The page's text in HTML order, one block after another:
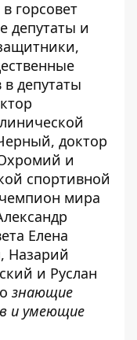
горсовет
депутаты и
депутаты
доктор
и
спортивной
мира
Елена
Назарий
и Руслан
знающие
и умеющие